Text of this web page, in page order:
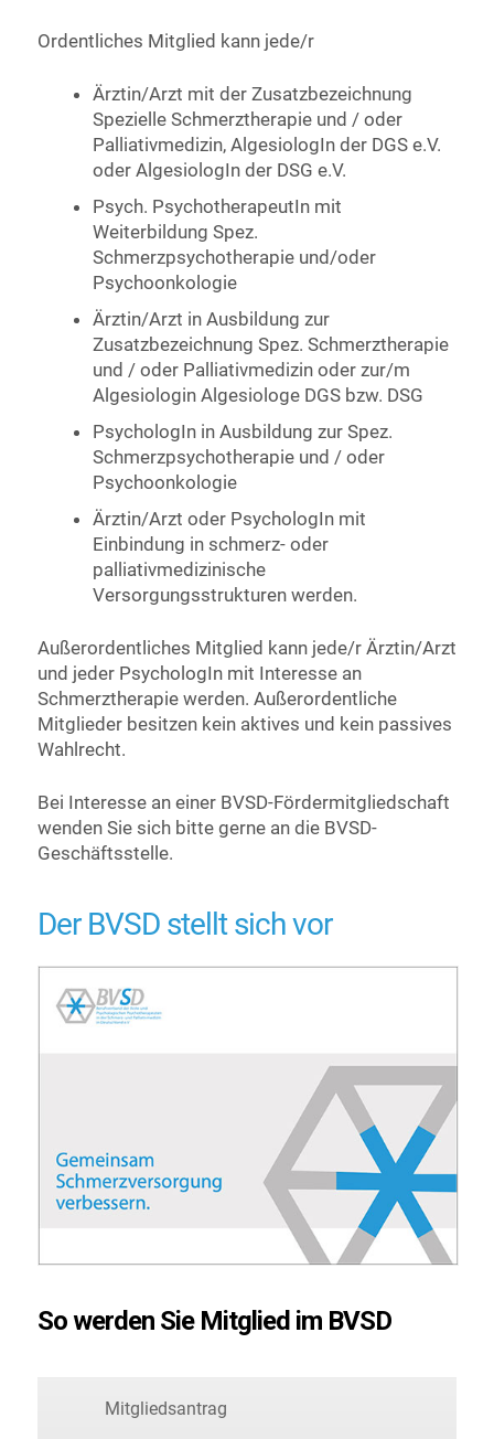
Ordentliches Mitglied kann jede/r
Ärztin/Arzt mit der Zusatzbezeichnung
Spezielle Schmerztherapie und / oder
Palliativmedizin, AlgesiologIn der DGS e.V.
oder AlgesiologIn der DSG e.V.
Psych. PsychotherapeutIn mit
Weiterbildung Spez.
Schmerzpsychotherapie und/oder
Psychoonkologie
Ärztin/Arzt in Ausbildung zur
Zusatzbezeichnung Spez. Schmerztherapie
und / oder Palliativmedizin oder zur/m
Algesiologin Algesiologe DGS bzw. DSG
PsychologIn in Ausbildung zur Spez.
Schmerzpsychotherapie und / oder
Psychoonkologie
Ärztin/Arzt oder PsychologIn mit
Einbindung in schmerz- oder
palliativmedizinische
Versorgungsstrukturen werden.
Außerordentliches Mitglied kann jede/r Ärztin/Arzt
und jeder PsychologIn mit Interesse an
Schmerztherapie werden. Außerordentliche
Mitglieder besitzen kein aktives und kein passives
Wahlrecht.
Bei Interesse an einer BVSD-Fördermitgliedschaft
wenden Sie sich bitte gerne an die BVSD-
Geschäftsstelle.
Der BVSD stellt sich vor
So werden Sie Mitglied im BVSD
Mitgliedsantrag